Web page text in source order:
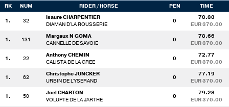
RK NUM RIDER/ HORSE PEN TIME
1. 32
Isaure CHARPENTIER
DIAMAN D'LA ROUSSERIE
0
73.33
EUR 370.00
1. 131
Margaux N GOMA
CANNELLE DE SAVOIE
0
73.66
EUR 370.00
1. 22
Anthony CHEMIN
CALISTA DE LA GREE
0
72.77
EUR 370.00
1. 62
Christophe JUNCKER
URBIN DE L'YSERAND
0
77.19
EUR 370.00
1. 50
Joel CHARTON
VOLUPTE DE LA JARTHE
0
79.28
EUR 370.00